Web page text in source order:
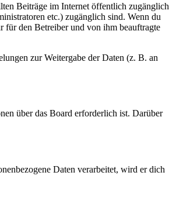
Beiträge im Internet öffentlich zugänglich
etc.) zugänglich sind. Wenn du
für den Betreiber und von ihm beauftragte
zur Weitergabe der Daten (z. B. an
über das Board erforderlich ist. Darüber
Daten verarbeitet, wird er dich